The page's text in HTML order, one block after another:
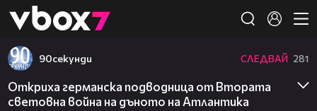
👾
90секунди СЛЕДВАЙ 281
Откриха германска подводница от Втората
световна война на дъното на Атлантика